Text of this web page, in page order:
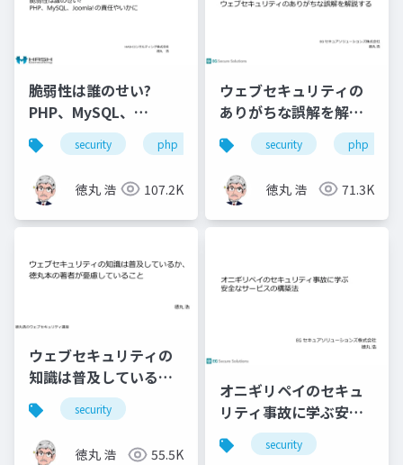
脆弱性は誰のせい?
PHP、MySQL、
Joomla! の責任やいか
に
security php joomla! mysql
徳丸 浩 107.2K
ウェブセキュリティの
ありがちな誤解を解説
する
security php
徳丸 浩 71.3K
ウェブセキュリティの
知識は普及している
か、徳丸本の著者が憂
慮していること
security
徳丸 浩 55.5K
オニギリペイのセキュ
リティ事故に学ぶ安全
なサービスの構築法
security